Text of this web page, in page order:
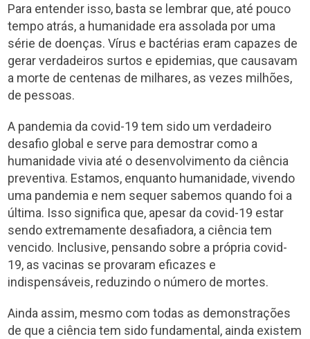
Para entender isso, basta se lembrar que, até pouco
tempo atrás, a humanidade era assolada por uma
série de doenças. Vírus e bactérias eram capazes de
gerar verdadeiros surtos e epidemias, que causavam
a morte de centenas de milhares, as vezes milhões,
de pessoas.
A pandemia da covid-19 tem sido um verdadeiro
desafio global e serve para demostrar como a
humanidade vivia até o desenvolvimento da ciência
preventiva. Estamos, enquanto humanidade, vivendo
uma pandemia e nem sequer sabemos quando foi a
última. Isso significa que, apesar da covid-19 estar
sendo extremamente desafiadora, a ciência tem
vencido. Inclusive, pensando sobre a própria covid-
19, as vacinas se provaram eficazes e
indispensáveis, reduzindo o número de mortes.
Ainda assim, mesmo com todas as demonstrações
de que a ciência tem sido fundamental, ainda existem